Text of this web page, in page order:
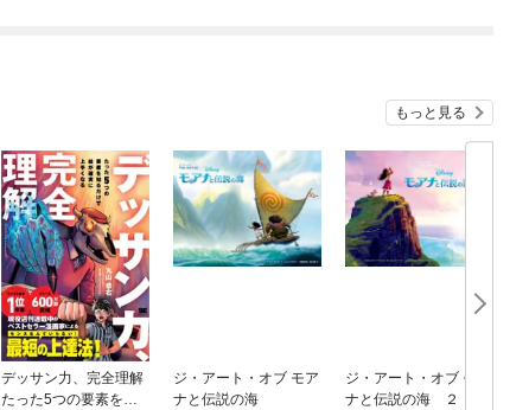
もっと見る
デッサン力、完全理解
たった5つの要素を知
ジ・アート・オブ モア
ナと伝説の海
ジ・アート・オブ モア
ナと伝説の海 ２